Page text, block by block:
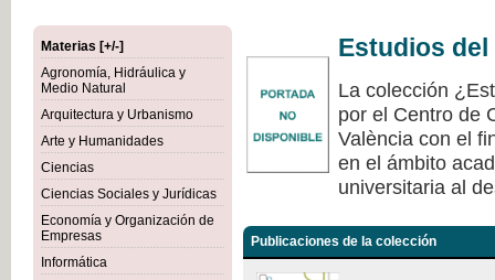
Materias [+/-]
Agronomía, Hidráulica y
Medio Natural
Arquitectura y Urbanismo
Arte y Humanidades
Ciencias
Ciencias Sociales y Jurídicas
Economía y Organización de
Empresas
Informática
Estudios
La colección
por el Centro de
València con el
en el ámbito
universitaria al
Publicaciones de la colección